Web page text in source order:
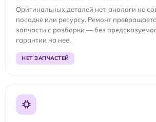
Оригинальных деталей нет, аналоги не
посадке или ресурсу. Ремонт
запчасти с разборки — без
гарантии на неё.
НЕТ ЗАПЧАСТЕЙ